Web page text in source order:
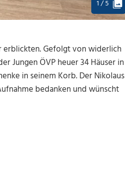
1 / 5
erblickten. Gefolgt von widerlich
Jungen ÖVP heuer 34 Häuser in
in seinem Korb. Der Nikolaus
bedanken und wünscht